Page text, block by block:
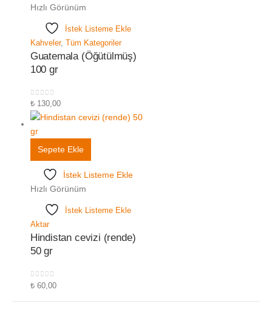
Hızlı Görünüm
İstek Listeme Ekle
Kahveler, Tüm Kategoriler
Guatemala (Öğütülmüş)
100 gr
05 üzerinden
₺130,00
Sepete Ekle
İstek Listeme Ekle
Hızlı Görünüm
İstek Listeme Ekle
Aktar
Hindistan cevizi (rende)
50 gr
05 üzerinden
₺60,00